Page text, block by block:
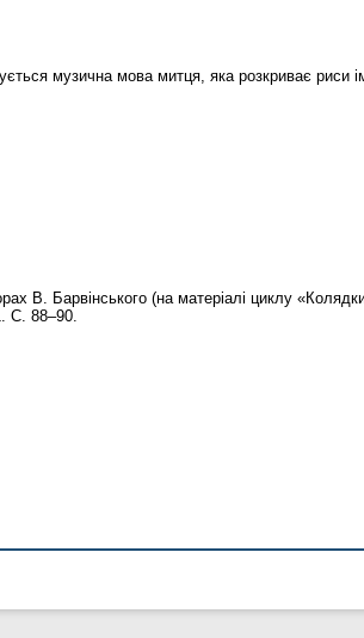
музична мова митця, яка розкриває риси
В. Барвінського (на матеріалі циклу
С. 88–90.